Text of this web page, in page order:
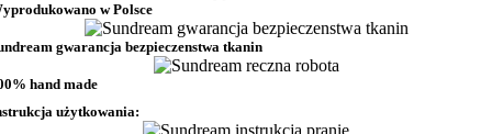
w Polsce
gwarancja bezpieczenstwa tkanin
hand made
użytkowania: